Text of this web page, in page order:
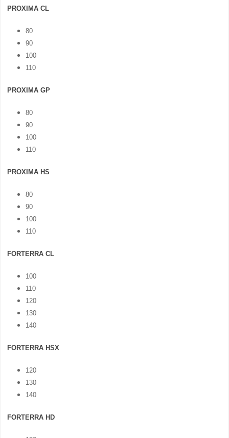
PROXIMA CL
80
90
100
110
PROXIMA GP
80
90
100
110
PROXIMA HS
80
90
100
110
FORTERRA CL
100
110
120
130
140
FORTERRA HSX
120
130
140
FORTERRA HD